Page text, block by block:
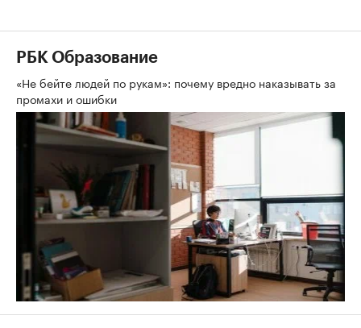
РБК Образование
«Не бейте людей по рукам»: почему вредно наказывать за
промахи и ошибки